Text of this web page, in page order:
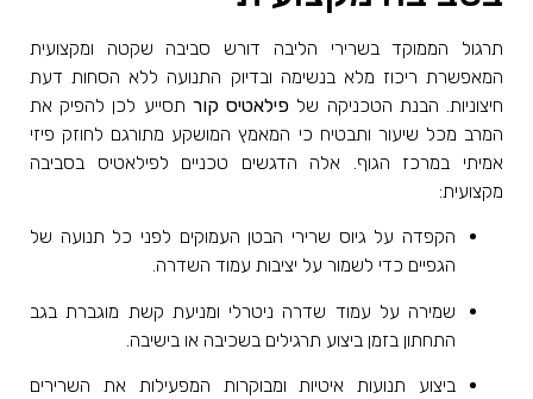
תרגול הממוקד בשרירי הליבה דורש סביבה שקטה ומקצועית
המאפשרת ריכוז מלא בנשימה ובדיוק התנועה ללא הסחות דעת
חיצוניות. הבנת הטכניקה של פילאטיס קור תסייע לכן להפיק את
המרב מכל שיעור ותבטיח כי המאמץ המושקע מתורגם לחוזק פיזי
אמיתי במרכז הגוף. אלה הדגשים טכניים לפילאטיס בסביבה
מקצועית:
הקפדה על גיוס שרירי הבטן העמוקים לפני כל תנועה של
הגפיים כדי לשמור על יציבות עמוד השדרה.
שמירה על עמוד שדרה ניטרלי ומניעת קשת מוגברת בגב
התחתון בזמן ביצוע תרגילים בשכיבה או בישיבה.
ביצוע תנועות איטיות ומבוקרות המפעילות את השרירים